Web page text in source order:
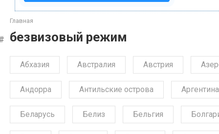
Главная
безвизовый режим
Абхазия Австралия Австрия
Андорра Антильские острова Аргентина
Беларусь Белиз Бельгия